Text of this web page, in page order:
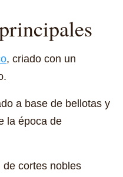
, criado con un
a base de bellotas y
la época de
de cortes nobles